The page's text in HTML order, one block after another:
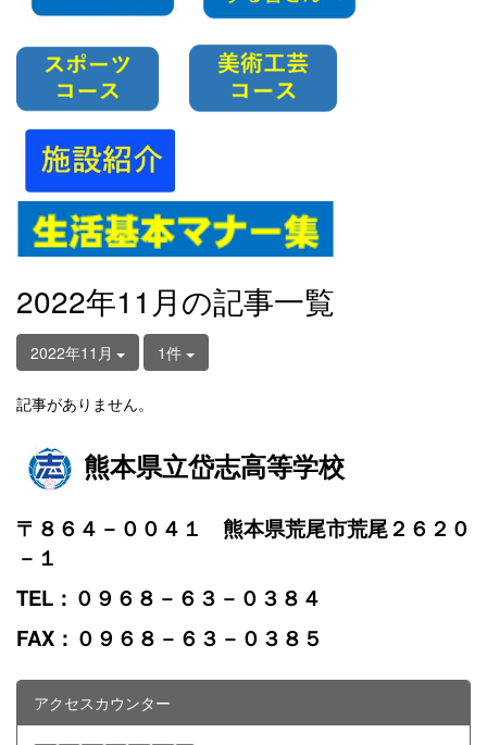
2022年11月の記事一覧
2022年11月 1件
記事がありません。
熊本県立岱志高等学校
〒８６４－００４１ 熊本県荒尾市荒尾２６２０
－１
TEL：０９６８－６３－０３８４
FAX：０９６８－６３－０３８５
アクセスカウンター